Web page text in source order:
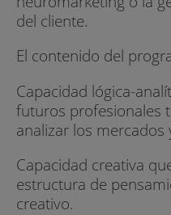
del cliente.
El contenido del
Capacidad lógica-
futuros profesionales
analizar los mercados
Capacidad creativa
estructura de
creativo.